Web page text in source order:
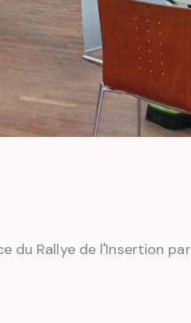
du Rallye de l'Insertion par